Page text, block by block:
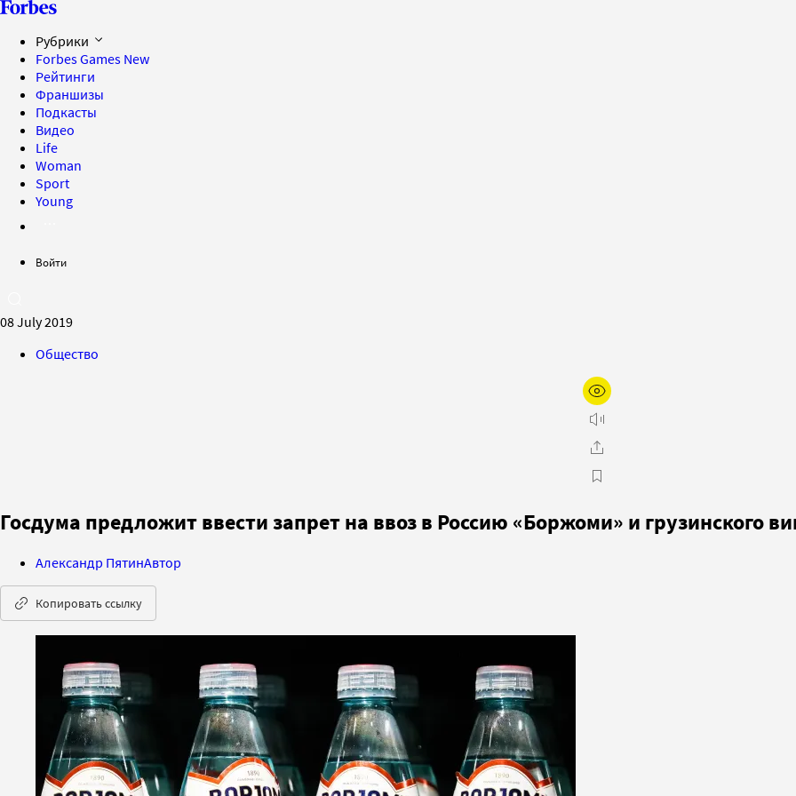
Рубрики
Forbes Games New
Рейтинги
Франшизы
Подкасты
Видео
Life
Woman
Sport
Young
Войти
08 July 2019
Общество
Госдума предложит ввести запрет на ввоз в Россию «Боржоми» и грузинского
Александр ПятинАвтор
Копировать ссылку